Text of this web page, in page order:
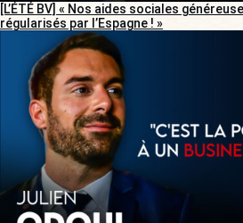
[L’ÉTÉ BV] « Nos aides sociales
régularisés par l’Espagne ! »